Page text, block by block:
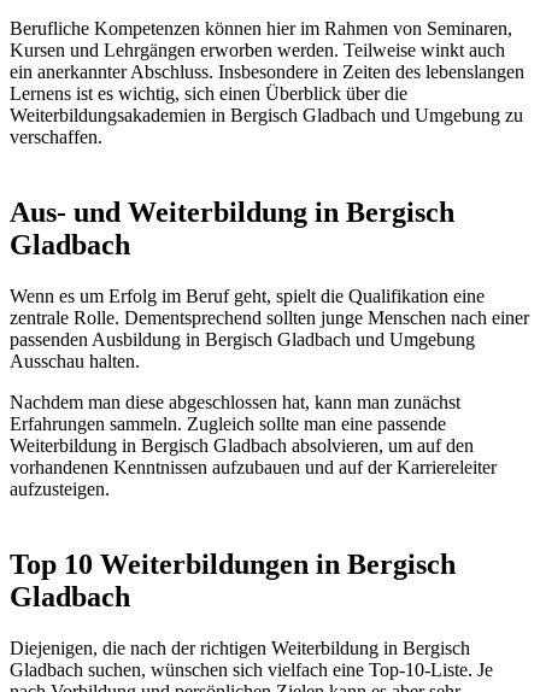
Berufliche Kompetenzen können hier im Rahmen von Seminaren,
Kursen und Lehrgängen erworben werden. Teilweise winkt auch
ein anerkannter Abschluss. Insbesondere in Zeiten des lebenslangen
Lernens ist es wichtig, sich einen Überblick über die
Weiterbildungsakademien in Bergisch Gladbach und Umgebung zu
verschaffen.
Aus- und Weiterbildung in Bergisch
Gladbach
Wenn es um Erfolg im Beruf geht, spielt die Qualifikation eine
zentrale Rolle. Dementsprechend sollten junge Menschen nach einer
passenden Ausbildung in Bergisch Gladbach und Umgebung
Ausschau halten.
Nachdem man diese abgeschlossen hat, kann man zunächst
Erfahrungen sammeln. Zugleich sollte man eine passende
Weiterbildung in Bergisch Gladbach absolvieren, um auf den
vorhandenen Kenntnissen aufzubauen und auf der Karriereleiter
aufzusteigen.
Top 10 Weiterbildungen in Bergisch
Gladbach
Diejenigen, die nach der richtigen Weiterbildung in Bergisch
Gladbach suchen, wünschen sich vielfach eine Top-10-Liste. Je